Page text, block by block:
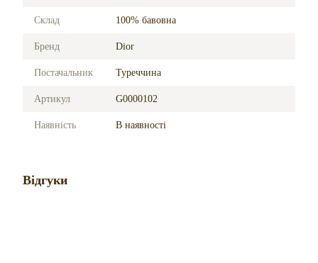
Склад 100% бавовна
Бренд Dior
Постачальник Туреччина
Артикул G0000102
Наявність В наявності
Відгуки